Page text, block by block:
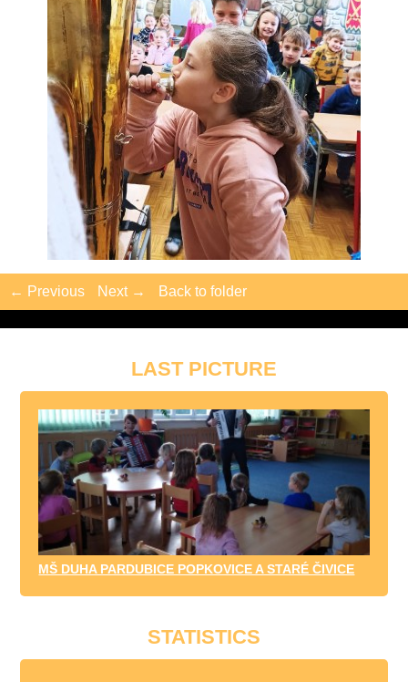
← Previous Next → Back to folder
LAST PICTURE
MŠ DUHA PARDUBICE POPKOVICE A STARÉ ČIVICE
STATISTICS